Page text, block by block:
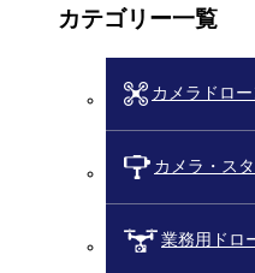
カテゴリー一覧
カメラドロ
カメラ・ス
業務用ドロ